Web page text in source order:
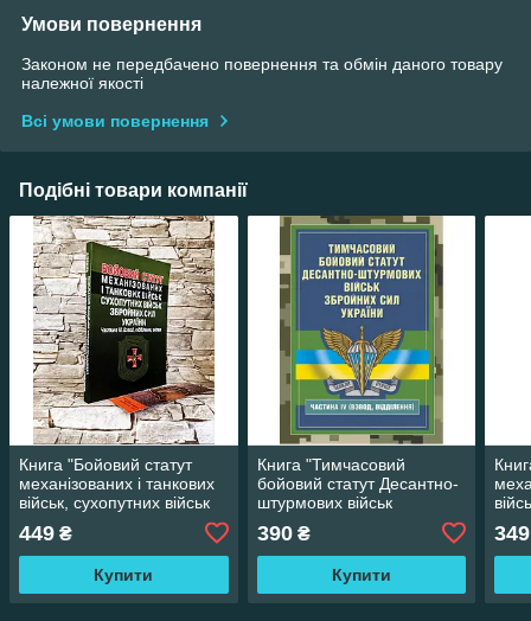
Умови повернення
Законом не передбачено повернення та обмін даного товару
належної якості
Всі умови повернення
Подібні товари компанії
Книга "Бойовий статут
механізованих і танкових
військ, сухопутних військ
відділення)
449 ₴
Купити
Книга "Тимчасовий
бойовий статут Десантно-
штурмових військ
частина ІV(Взвод,
відділенн)"
390₴
Купити
349